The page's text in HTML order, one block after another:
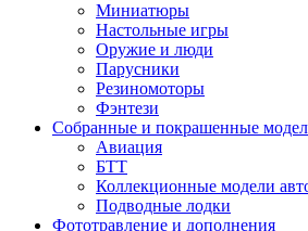
Миниатюры
Настольные игры
Оружие и люди
Парусники
Резиномоторы
Фэнтези
Собранные и покрашенные
Авиация
БТТ
Коллекционные модели
Подводные лодки
Фототравление и дополнения